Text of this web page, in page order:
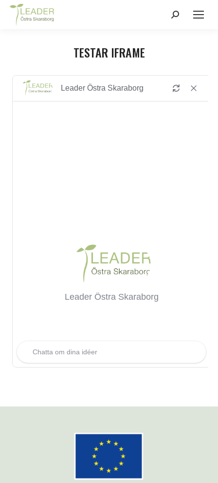
Search:
TESTAR IFRAME